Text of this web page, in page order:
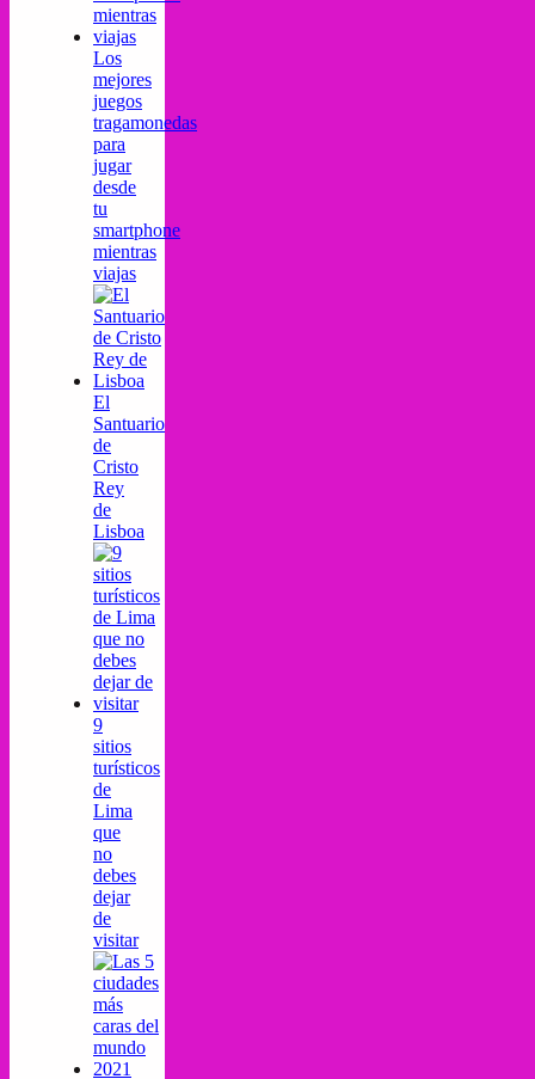
Los
mejores
juegos
tragamonedas
para
jugar
desde
tu
smartphone
mientras
viajas
El
Santuario
de
Cristo
Rey
de
Lisboa
9
sitios
turísticos
de
Lima
que
no
debes
dejar
de
visitar